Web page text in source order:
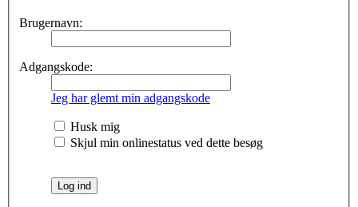
Brugernavn:
Adgangskode:
Jeg har glemt min adgangskode
Husk mig
Skjul min onlinestatus ved dette besøg